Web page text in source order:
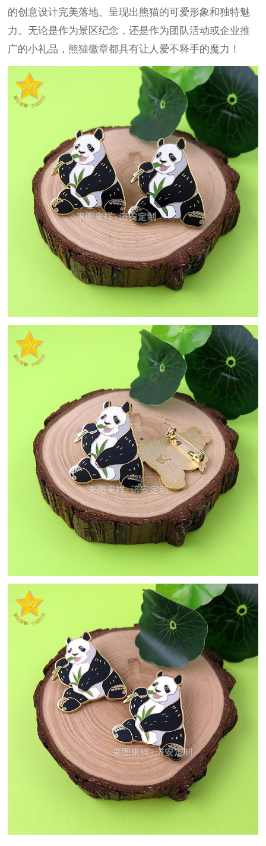
的创意设计完美落地、呈现出熊猫的可爱形象和独特魅
力。无论是作为景区纪念，还是作为团队活动或企业推
广的小礼品，熊猫徽章都具有让人爱不释手的魔力！